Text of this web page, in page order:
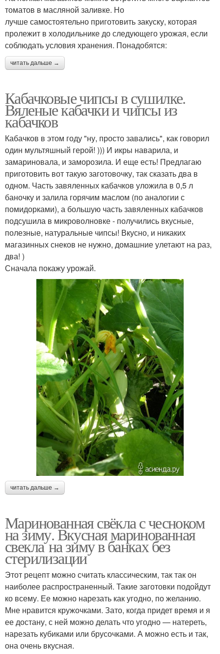
томатов в масляной заливке. Но
лучше самостоятельно приготовить закуску, которая
пролежит в холодильнике до следующего урожая, если
соблюдать условия хранения. Понадобятся:
читать дальше →
Кабачковые чипсы в сушилке.
Вяленые кабачки и чипсы из
кабачков
Кабачков в этом году "ну, просто завались", как говорил
один мультяшный герой! ))) И икры наварила, и
замариновала, и заморозила. И еще есть! Предлагаю
приготовить вот такую заготовочку, так сказать два в
одном. Часть завяленных кабачков уложила в 0,5 л
баночку и залила горячим маслом (по аналогии с
помидорками), а большую часть завяленных кабачков
подсушила в микроволновке - получились вкусные,
полезные, натуральные чипсы! Вкусно, и никаких
магазинных снеков не нужно, домашние улетают на раз,
два! )
Сначала покажу урожай.
читать дальше →
Маринованная свёкла с чесноком
на зиму. Вкусная маринованная
свекла на зиму в банках без
стерилизации
Этот рецепт можно считать классическим, так так он
наиболее распространенный. Такие заготовки подойдут
ко всему. Ее можно нарезать как угодно, по желанию.
Мне нравится кружочками. Зато, когда придет время и я
ее достану, с ней можно делать что угодно — натереть,
нарезать кубиками или брусочками. А можно есть и так,
она очень вкусная.